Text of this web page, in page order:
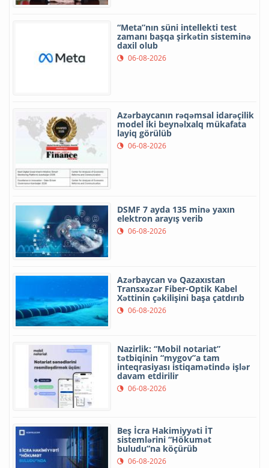
“Meta”nın süni intellekti test
zamanı başqa şirkətin sisteminə
daxil olub
06-08-2026
Azərbaycanın rəqəmsal idarəçilik
model iki beynəlxalq mükafata
layiq görülüb
06-08-2026
DSMF 7 ayda 135 minə yaxın
elektron arayış verib
06-08-2026
Azərbaycan və Qazaxıstan
Transxəzər Fiber-Optik Kabel
Xəttinin çəkilişini başa çatdırıb
06-08-2026
Nazirlik: “Mobil notariat”
tətbiqinin “mygov”a tam
inteqrasiyası istiqamətində işlər
davam etdirilir
06-08-2026
Beş İcra Hakimiyyəti İT
sistemlərini “Hökumət
buludu”na köçürüb
06-08-2026